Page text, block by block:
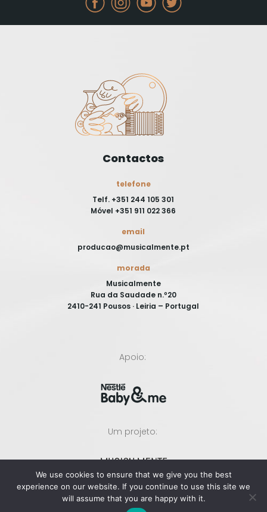
Contactos
telefone
Telf. +351 244 105 301
Móvel +351 911 022 366
email
producao@musicalmente.pt
morada
Musicalmente
Rua da Saudade n.º20
2410-241 Pousos · Leiria – Portugal
Apoio:
Um projeto:
We use cookies to ensure that we give you the best
experience on our website. If you continue to use this site we
will assume that you are happy with it.